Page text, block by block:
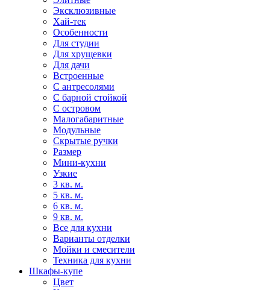
Эксклюзивные
Хай-тек
Особенности
Для студии
Для хрущевки
Для дачи
Встроенные
С антресолями
С барной стойкой
С островом
Малогабаритные
Модульные
Скрытые ручки
Размер
Мини-кухни
Узкие
3 кв. м.
5 кв. м.
6 кв. м.
9 кв. м.
Все для кухни
Варианты отделки
Мойки и смесители
Техника для кухни
Шкафы-купе
Цвет